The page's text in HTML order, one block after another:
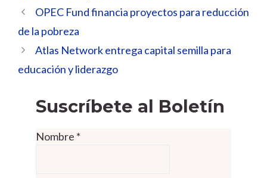
OPEC Fund financia proyectos para reducción
de la pobreza
Atlas Network entrega capital semilla para
educación y liderazgo
Suscríbete al Boletín
Nombre *